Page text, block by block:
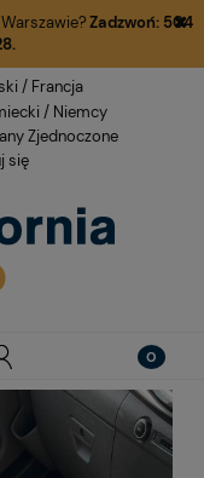
Zadzwoń: 504
się